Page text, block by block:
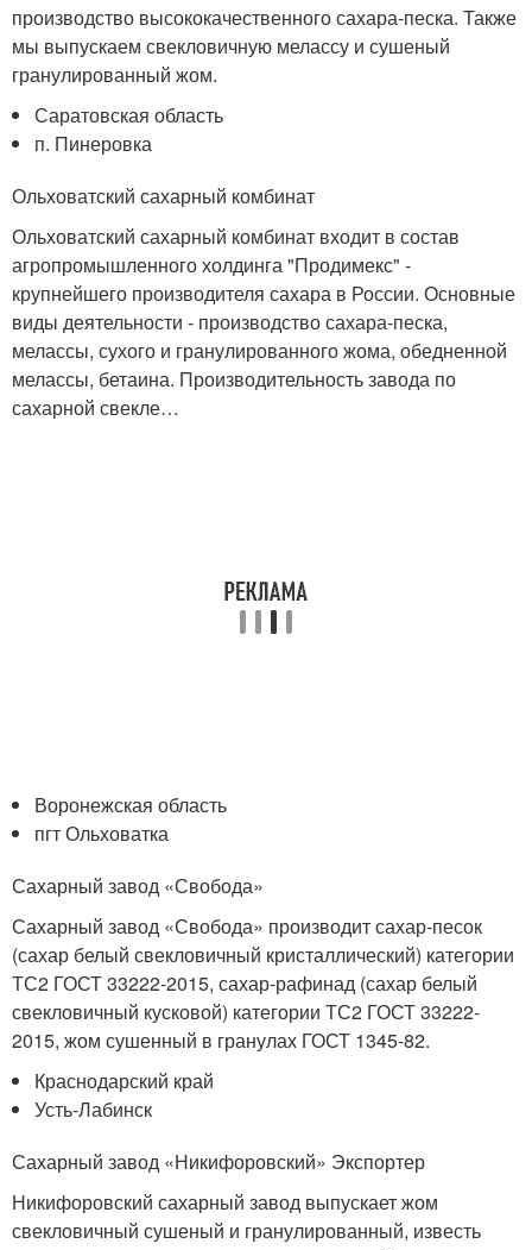
производство высококачественного сахара-песка. Также
мы выпускаем свекловичную мелассу и сушеный
гранулированный жом.
Саратовская область
п. Пинеровка
Ольховатский сахарный комбинат
Ольховатский сахарный комбинат входит в состав
агропромышленного холдинга "Продимекс" -
крупнейшего производителя сахара в России. Основные
виды деятельности - производство сахара-песка,
мелассы, сухого и гранулированного жома, обедненной
мелассы, бетаина. Производительность завода по
сахарной свекле…
Воронежская область
пгт Ольховатка
Сахарный завод «Свобода»
Сахарный завод «Свобода» производит сахар-песок
(сахар белый свекловичный кристаллический) категории
ТС2 ГОСТ 33222-2015, сахар-рафинад (сахар белый
свекловичный кусковой) категории ТС2 ГОСТ 33222-
2015, жом сушенный в гранулах ГОСТ 1345-82.
Краснодарский край
Усть-Лабинск
Сахарный завод «Никифоровский» Экспортер
Никифоровский сахарный завод выпускает жом
свекловичный сушеный и гранулированный, известь